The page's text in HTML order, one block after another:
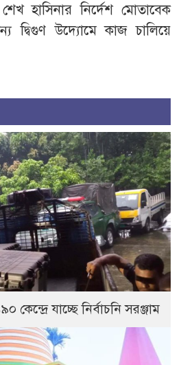
শেখ হাসিনার নির্দেশ মোতাবেক
দ্বিগুণ উদ্যোমে কাজ চালিয়ে
কেন্দ্রে যাচ্ছে নির্বাচনি সরঞ্জাম